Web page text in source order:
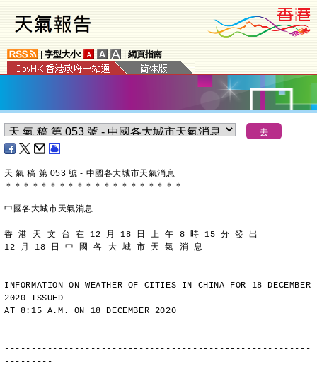
字型大小: 網頁指南
天 氣 稿 第 053 號 - 中國各大城市天氣消息
＊ ＊ ＊ ＊ ＊ ＊ ＊ ＊ ＊ ＊ ＊ ＊ ＊ ＊ ＊ ＊ ＊ ＊ ＊ ＊
中國各大城市天氣消息
香 港 天 文 台 在 12 月 18 日 上 午 8 時 15 分 發 出
12 月 18 日 中 國 各 大 城 市 天 氣 消 息
INFORMATION ON WEATHER OF CITIES IN CHINA FOR 18 DECEMBER
2020 ISSUED
AT 8:15 A.M. ON 18 DECEMBER 2020
---------------------------------------------------------
---------